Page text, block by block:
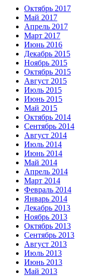
Октябрь 2017
Май 2017
Апрель 2017
Март 2017
Июнь 2016
Декабрь 2015
Ноябрь 2015
Октябрь 2015
Август 2015
Июль 2015
Июнь 2015
Май 2015
Октябрь 2014
Сентябрь 2014
Август 2014
Июль 2014
Июнь 2014
Май 2014
Апрель 2014
Март 2014
Февраль 2014
Январь 2014
Декабрь 2013
Ноябрь 2013
Октябрь 2013
Сентябрь 2013
Август 2013
Июль 2013
Июнь 2013
Май 2013